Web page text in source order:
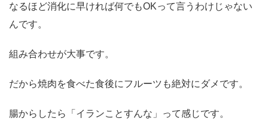
なるほど消化に早ければ何でもOKって言うわけじゃない
んです。
組み合わせが大事です。
だから焼肉を食べた食後にフルーツも絶対にダメです。
腸からしたら「イランことすんな」って感じです。